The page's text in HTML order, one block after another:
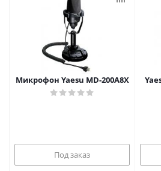
Микрофон Yaesu MD-200A8X
Под заказ